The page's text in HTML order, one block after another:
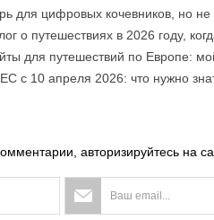
для цифровых кочевников, но не
о путешествиях в 2026 году,
для путешествий по Европе:
с 10 апреля 2026: что нужно
авторизируйтесь на